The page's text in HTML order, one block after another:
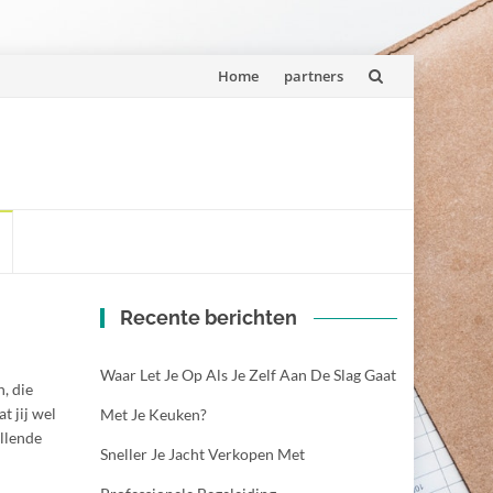
Spring
Home partners
die
jij wel
Recente berichten
Waar Let Je Op Als Je Zelf Aan De Slag Gaat
Met Je Keuken?
Sneller Je Jacht Verkopen Met